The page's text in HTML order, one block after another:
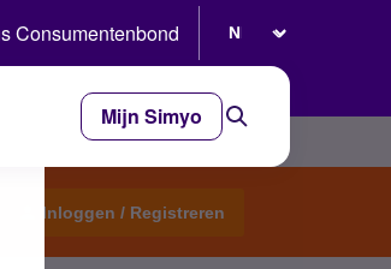
Consumentenbond
Mijn Simyo
Inloggen / Registreren